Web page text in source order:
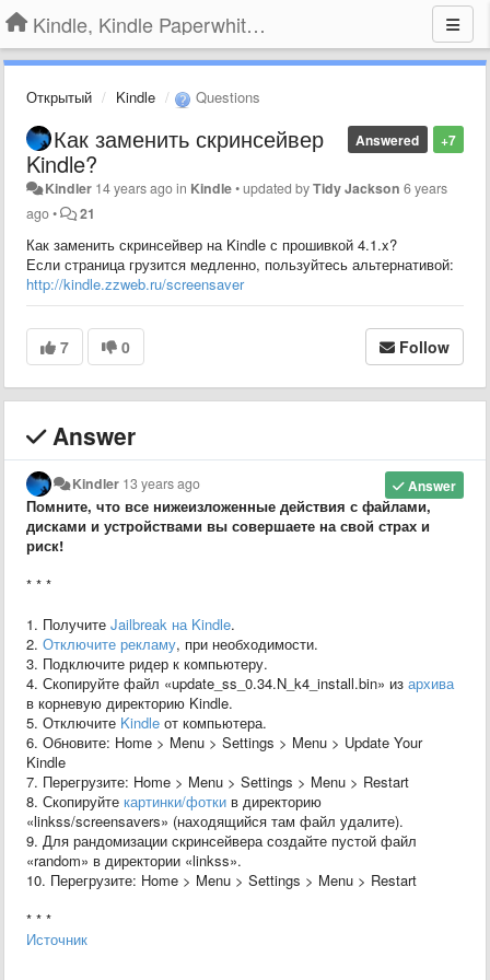
Kindle, Kindle Paperwhite, Kindle Voyage
Открытый Kindle Questions
+7
Answered
Как заменить скринсейвер
Kindle?
Kindler 14 years agoin Kindle•updated byTidy Jackson 6 years
ago• 21
Как заменить скринсейвер на Kindle с прошивкой 4.1.x?
Если страница грузится медленно, пользуйтесь альтернативой:
http://kindle.zzweb.ru/screensaver
7 0 Follow
Answer
Answer
Kindler 13 years ago
Помните, что все нижеизложенные действия с файлами,
дисками и устройствами вы совершаете на свой страх и
риск!
* * *
1. Получите Jailbreak на Kindle.
2. Отключите рекламу, при необходимости.
3. Подключите ридер к компьютеру.
4. Скопируйте файл «update_ss_0.34.N_k4_install.bin» из архива
в корневую директорию Kindle.
5. Отключите Kindle от компьютера.
6. Обновите: Home > Menu > Settings > Menu > Update Your
Kindle
7. Перегрузите: Home > Menu > Settings > Menu > Restart
8. Скопируйте картинки/фотки в директорию
«linkss/screensavers» (находящийся там файл удалите).
9. Для рандомизации скринсейвера создайте пустой файл
«random» в директории «linkss».
10. Перегрузите: Home > Menu > Settings > Menu > Restart
* * *
Источник